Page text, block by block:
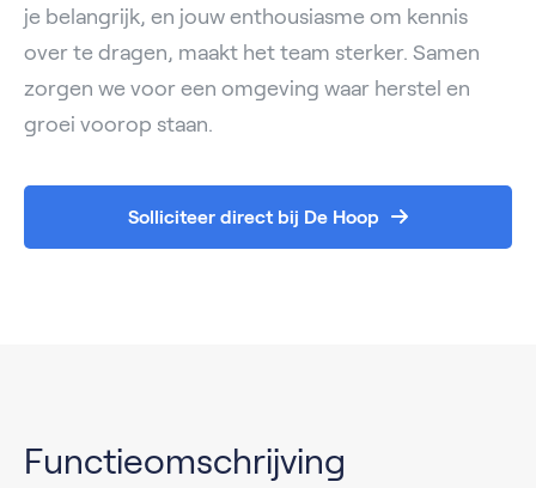
je belangrijk, en jouw enthousiasme om kennis
over te dragen, maakt het team sterker. Samen
zorgen we voor een omgeving waar herstel en
groei voorop staan.
Solliciteer direct bij De Hoop
Functieomschrijving